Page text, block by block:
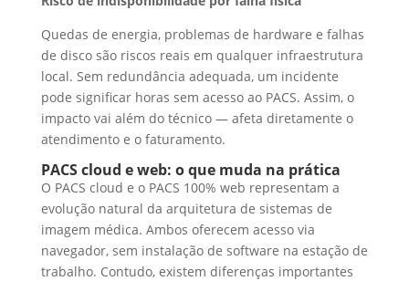
Quedas de energia, problemas de hardware e falhas
de disco são riscos reais em qualquer infraestrutura
local. Sem redundância adequada, um incidente
pode significar horas sem acesso ao PACS. Assim, o
impacto vai além do técnico — afeta diretamente o
atendimento e o faturamento.
PACS cloud e web: o que muda na prática
O PACS cloud e o PACS 100% web representam a
evolução natural da arquitetura de sistemas de
imagem médica. Ambos oferecem acesso via
navegador, sem instalação de software na estação de
trabalho. Contudo, existem diferenças importantes